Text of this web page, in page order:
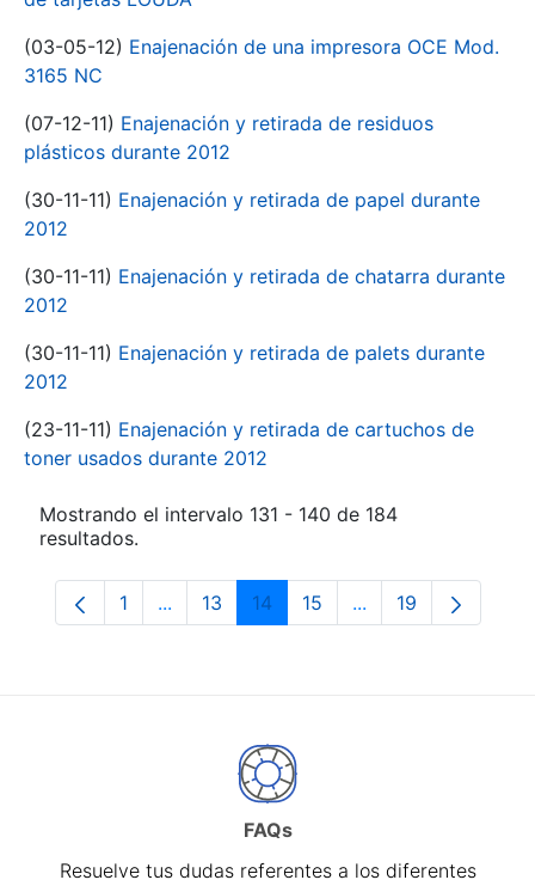
(03-05-12) Enajenación de una impresora OCE Mod.
3165 NC
(07-12-11) Enajenación y retirada de residuos
plásticos durante 2012
(30-11-11) Enajenación y retirada de papel durante
2012
(30-11-11) Enajenación y retirada de chatarra durante
2012
(30-11-11) Enajenación y retirada de palets durante
2012
(23-11-11) Enajenación y retirada de cartuchos de
toner usados durante 2012
Mostrando el intervalo 131 - 140 de 184
resultados.
Página
1 ...Páginas intermedias Use TAB para
Página
13 Página
14 Página
15 ...PáginasPágina
19
FAQs
Resuelve tus dudas referentes a los diferentes